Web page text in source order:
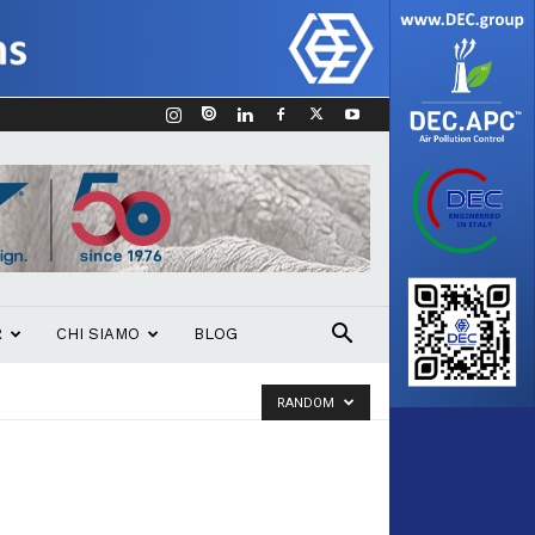
CHI SIAMO BLOG
RANDOM